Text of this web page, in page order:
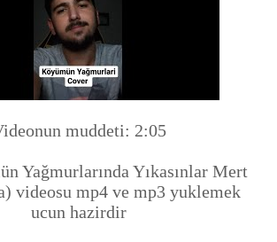
muddeti: 2:05
Yağmurlarında Yıkasınlar Mert
videosu mp4 ve mp3 yuklemek
ucun hazirdir